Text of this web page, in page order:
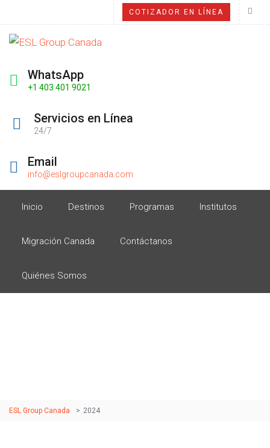
COTIZADOR EN LÍNEA
WhatsApp
+1 403 401 9021
Servicios en Línea
24/7
Email
info@eslgroupcanada.com
Inicio Destinos Programas Institutos
Migración Canada Contáctanos
Quiénes Somos
ESL Group Canada > 2024